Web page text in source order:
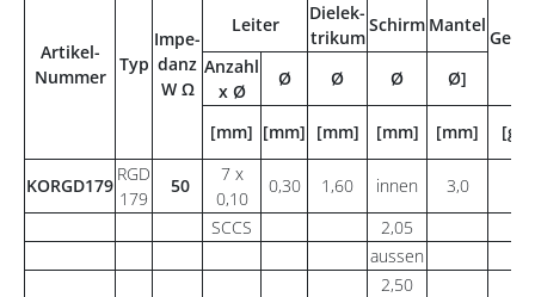
Artikel-
Nummer
Typ
Impe-
danz
W Ω
Leiter
Dielek-
trikum
Schirm Mantel
Anzahl
x Ø
Ø Ø Ø Ø]
[mm] [mm] [mm] [mm] [mm] [g/
KORGD179
RGD
179
50
7 x
0,10
0,30 1,60 innen 3,0
SCCS
2,05
aussen
2,50